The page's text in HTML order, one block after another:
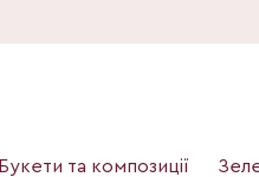
Букети та композиції